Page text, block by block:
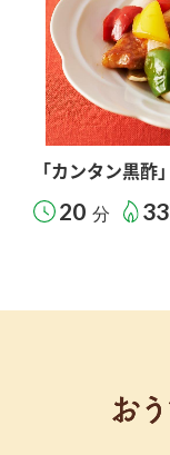
「カンタン黒
20 分